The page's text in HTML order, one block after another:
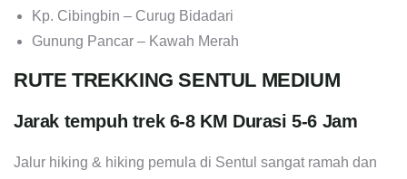
Kp. Cibingbin – Curug Bidadari
Gunung Pancar – Kawah Merah
RUTE TREKKING SENTUL MEDIUM
Jarak tempuh trek 6-8 KM Durasi 5-6 Jam
Jalur hiking & hiking pemula di Sentul sangat ramah dan